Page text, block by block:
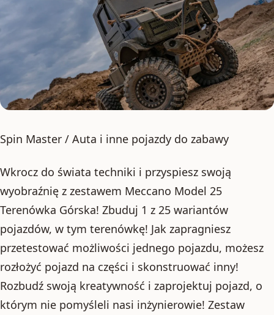
Spin Master / Auta i inne pojazdy do zabawy
Wkrocz do świata techniki i przyspiesz swoją
wyobraźnię z zestawem Meccano Model 25
Terenówka Górska! Zbuduj 1 z 25 wariantów
pojazdów, w tym terenówkę! Jak zapragniesz
przetestować możliwości jednego pojazdu, możesz
rozłożyć pojazd na części i skonstruować inny!
Rozbudź swoją kreatywność i zaprojektuj pojazd, o
którym nie pomyśleli nasi inżynierowie! Zestaw